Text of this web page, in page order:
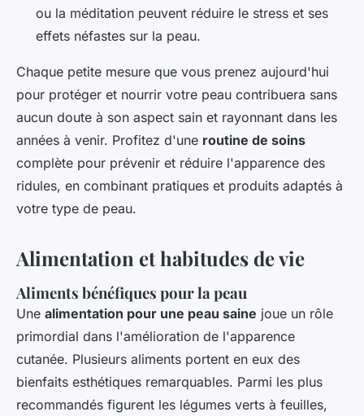
ou la méditation peuvent réduire le stress et ses
effets néfastes sur la peau.
Chaque petite mesure que vous prenez aujourd'hui
pour protéger et nourrir votre peau contribuera sans
aucun doute à son aspect sain et rayonnant dans les
années à venir. Profitez d'une routine de soins
complète pour prévenir et réduire l'apparence des
ridules, en combinant pratiques et produits adaptés à
votre type de peau.
Alimentation et habitudes de vie
Aliments bénéfiques pour la peau
Une alimentation pour une peau saine joue un rôle
primordial dans l'amélioration de l'apparence
cutanée. Plusieurs aliments portent en eux des
bienfaits esthétiques remarquables. Parmi les plus
recommandés figurent les légumes verts à feuilles,